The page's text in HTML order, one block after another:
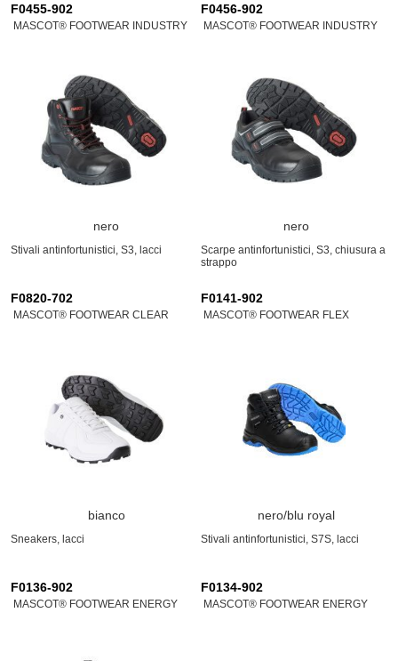
F0455-902
MASCOT® FOOTWEAR INDUSTRY
nero
Stivali antinfortunistici, S3, lacci
F0456-902
MASCOT® FOOTWEAR INDUSTRY
nero
Scarpe antinfortunistici, S3, chiusura a
strappo
F0820-702
MASCOT® FOOTWEAR CLEAR
bianco
Sneakers, lacci
F0141-902
MASCOT® FOOTWEAR FLEX
nero/blu royal
Stivali antinfortunistici, S7S, lacci
F0136-902
MASCOT® FOOTWEAR ENERGY
F0134-902
MASCOT® FOOTWEAR ENERGY